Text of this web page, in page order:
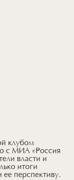
клубом
с МИА «Россия
власти и
итоги
ее перспективу.